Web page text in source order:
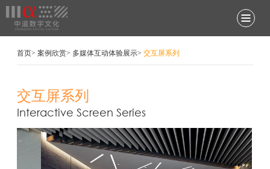
首页> 案例欣赏> 多媒体互动体验展示> 交互屏系列
交互屏系列
Interactive Screen Series